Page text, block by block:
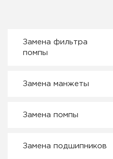
Замена фильтра
помпы
Замена манжеты
Замена помпы
Замена подшипников